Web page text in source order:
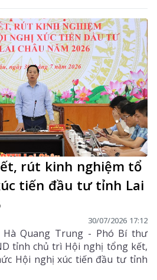
rút kinh nghiệm tổ
tiến đầu tư tỉnh Lai
30/07/2026 17:12
Hà Quang Trung - Phó Bí thư
tỉnh chủ trì Hội nghị tổng kết,
Hội nghị xúc tiến đầu tư tỉnh